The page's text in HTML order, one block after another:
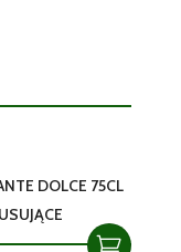
DOLCE 75CL